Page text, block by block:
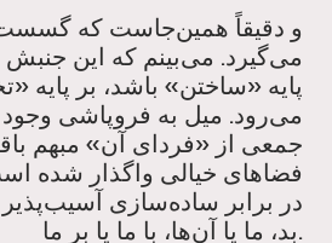
و دقیقاً همین‌جاست که
می‌گیرد. می‌بینم که این جنبش
پایه «ساختن» باشد، بر پایه
می‌رود. میل به فروپاشی وجود
جمعی از «فردای آن» مبهم
فضاهای خیالی واگذار شده
در برابر ساده‌سازی
بد، ما یا آن‌ها، با ما یا بر ما.